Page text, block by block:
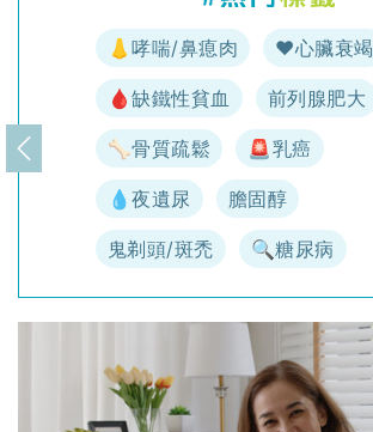
👃哮喘/鼻瘜肉 ♥️心臟衰竭
🩸缺鐵性貧血 前列腺肥大
🦴骨質疏鬆 🚨乳癌
💧夜遺尿 膽固醇
鬼剃頭/斑禿 🔍糖尿病
上一頁